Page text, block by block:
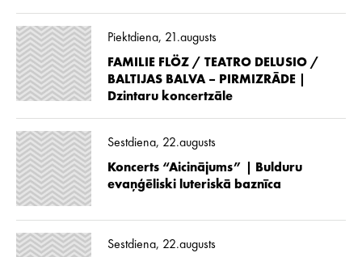
Piektdiena, 21.augusts
FAMILIE FLÖZ / TEATRO DELUSIO /
BALTIJAS BALVA – PIRMIZRĀDE |
Dzintaru koncertzāle
Sestdiena, 22.augusts
Koncerts “Aicinājums” | Bulduru
evaņģēliski luteriskā baznīca
Sestdiena, 22.augusts